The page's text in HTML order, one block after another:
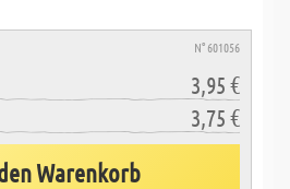
N° 601056
3,95 €
3,75 €
Warenkorb